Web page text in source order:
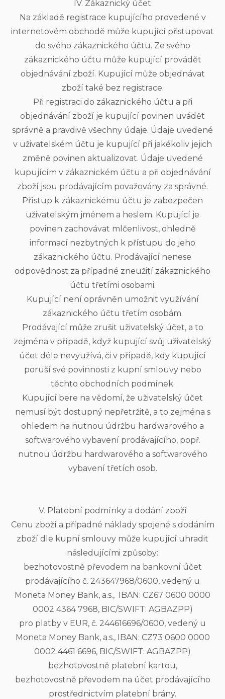
IV. Zákaznický účet
Na základě registrace kupujícího provedené v
internetovém obchodě může kupující přistupovat
do svého zákaznického účtu. Ze svého
zákaznického účtu může kupující provádět
objednávání zboží. Kupující může objednávat
zboží také bez registrace.
Při registraci do zákaznického účtu a při
objednávání zboží je kupující povinen uvádět
správně a pravdivě všechny údaje. Údaje uvedené
v uživatelském účtu je kupující při jakékoliv jejich
změně povinen aktualizovat. Údaje uvedené
kupujícím v zákaznickém účtu a při objednávání
zboží jsou prodávajícím považovány za správné.
Přístup k zákaznickému účtu je zabezpečen
uživatelským jménem a heslem. Kupující je
povinen zachovávat mlčenlivost, ohledně
informací nezbytných k přístupu do jeho
zákaznického účtu. Prodávající nenese
odpovědnost za případné zneužití zákaznického
účtu třetími osobami.
Kupující není oprávněn umožnit využívání
zákaznického účtu třetím osobám.
Prodávající může zrušit uživatelský účet, a to
zejména v případě, když kupující svůj uživatelský
účet déle nevyužívá, či v případě, kdy kupující
poruší své povinnosti z kupní smlouvy nebo
těchto obchodních podmínek.
Kupující bere na vědomí, že uživatelský účet
nemusí být dostupný nepřetržitě, a to zejména s
ohledem na nutnou údržbu hardwarového a
softwarového vybavení prodávajícího, popř.
nutnou údržbu hardwarového a softwarového
vybavení třetích osob.
V. Platební podmínky a dodání zboží
Cenu zboží a případné náklady spojené s dodáním
zboží dle kupní smlouvy může kupující uhradit
následujícími způsoby:
bezhotovostně převodem na bankovní účet
prodávajícího č. 243647968/0600, vedený u
Moneta Money Bank, a.s., IBAN: CZ67 0600 0000
0002 4364 7968, BIC/SWIFT: AGBAZPP)
pro platby v EUR, č. 244616696/0600, vedený u
Moneta Money Bank, a.s., IBAN: CZ73 0600 0000
0002 4461 6696, BIC/SWIFT: AGBAZPP)
bezhotovostně platební kartou,
bezhotovostně převodem na účet prodávajícího
prostřednictvím platební brány.